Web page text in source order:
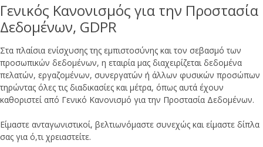
Γενικός Κανονισμός για την Προστασία
Δεδομένων, GDPR
Στα πλαίσια ενίσχυσης της εμπιστοσύνης και τον σεβασμό των
προσωπικών δεδομένων, η εταιρία μας διαχειρίζεται δεδομένα
πελατών, εργαζομένων, συνεργατών ή άλλων φυσικών προσώπων
τηρώντας όλες τις διαδικασίες και μέτρα, όπως αυτά έχουν
καθοριστεί από Γενικό Κανονισμό για την Προστασία Δεδομένων.
Είμαστε ανταγωνιστικοί, βελτιωνόμαστε συνεχώς και είμαστε δίπλα
σας για ό,τι χρειαστείτε.